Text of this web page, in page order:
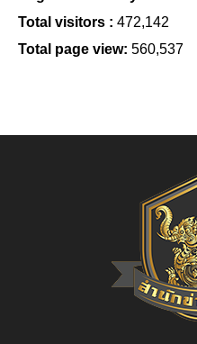
Total visitors : 472,142
Total page view: 560,537